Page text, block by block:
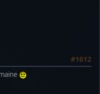
#1612